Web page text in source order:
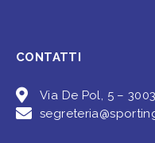
CONTATTI
Via De Pol, 5 –